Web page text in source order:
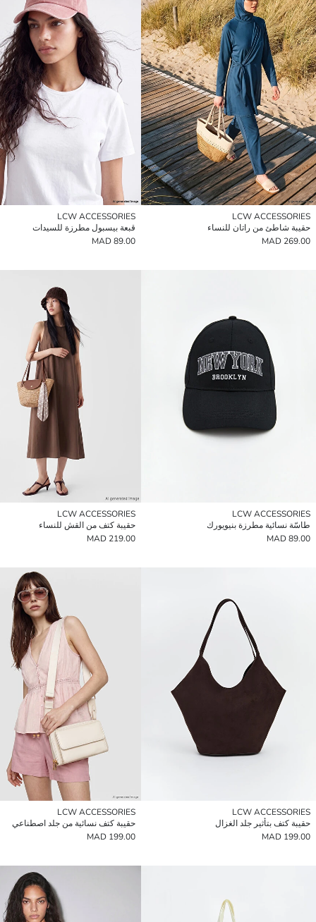
LCW ACCESSORIES
حقيبة شاطئ من راتان للنساء
269.00 MAD
LCW ACCESSORIES
قبعة بيسبول مطرزة للسيدات
89.00 MAD
LCW ACCESSORIES
طاسّة نسائية مطرزة بنيويورك
89.00 MAD
LCW ACCESSORIES
حقيبة كتف من القش للنساء
219.00 MAD
LCW ACCESSORIES
حقيبة كتف بتأثير جلد الغزال
199.00 MAD
LCW ACCESSORIES
حقيبة كتف نسائية من جلد اصطناعي
199.00 MAD